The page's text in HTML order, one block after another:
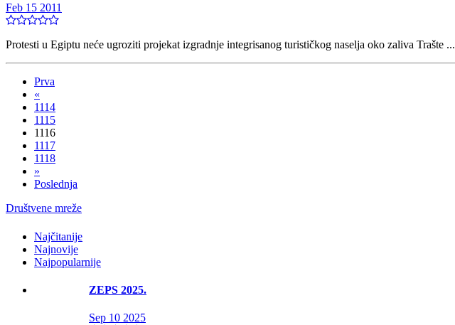
Feb 15 2011
Protesti u Egiptu neće ugroziti projekat izgradnje integrisanog turističkog naselja oko zaliva Trašte ...
Prva
«
1114
1115
1116
1117
1118
»
Poslednja
Društvene mreže
Najčitanije
Najnovije
Najpopularnije
ZEPS 2025.
Sep 10 2025